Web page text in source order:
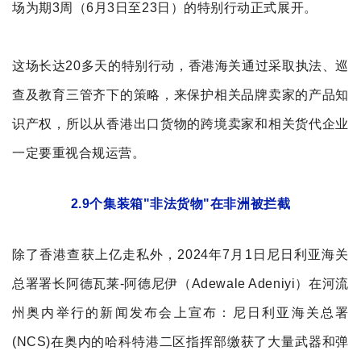
场为期3周（6月3日至23日）的特别行动正式展开。
这场长达20多天的特别行动，香港海关通过采取执法、巡
查及教育三管齐下的策略，来保护相关品牌卖家的产品知
识产权，所以从香港出口货物的跨境卖家和相关货代企业
一定要重视合规运营。
2.9个集装箱"非法货物"在非洲被拦截
除了香港查获上亿走私外，2024年7月1日尼日利亚海关
总署署长阿德瓦莱-阿德尼伊（Adewale Adeniyi）在河流
州奥内举行的新闻发布会上宣布：尼日利亚海关总署
(NCS)在奥内的哈科特港二区指挥部缴获了大量武器和弹